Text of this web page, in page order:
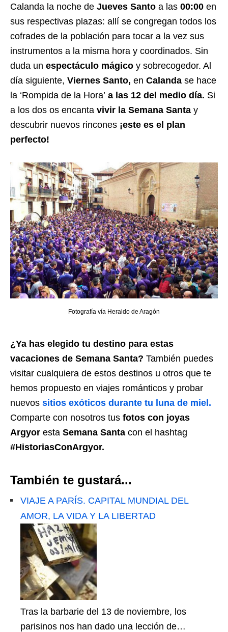
Calanda la noche de Jueves Santo a las 00:00 en
sus respectivas plazas: allí se congregan todos los
cofrades de la población para tocar a la vez sus
instrumentos a la misma hora y coordinados. Sin
duda un espectáculo mágico y sobrecogedor. Al
día siguiente, Viernes Santo, en Calanda se hace
la ‘Rompida de la Hora’ a las 12 del medio día. Si
a los dos os encanta vivir la Semana Santa y
descubrir nuevos rincones ¡este es el plan
perfecto!
Fotografía vía Heraldo de Aragón
¿Ya has elegido tu destino para estas
vacaciones de Semana Santa? También puedes
visitar cualquiera de estos destinos u otros que te
hemos propuesto en viajes románticos y probar
nuevos sitios exóticos durante tu luna de miel.
Comparte con nosotros tus fotos con joyas
Argyor esta Semana Santa con el hashtag
#HistoriasConArgyor.
También te gustará...
VIAJE A PARÍS. CAPITAL MUNDIAL DEL
AMOR, LA VIDA Y LA LIBERTAD
Tras la barbarie del 13 de noviembre, los
parisinos nos han dado una lección de…